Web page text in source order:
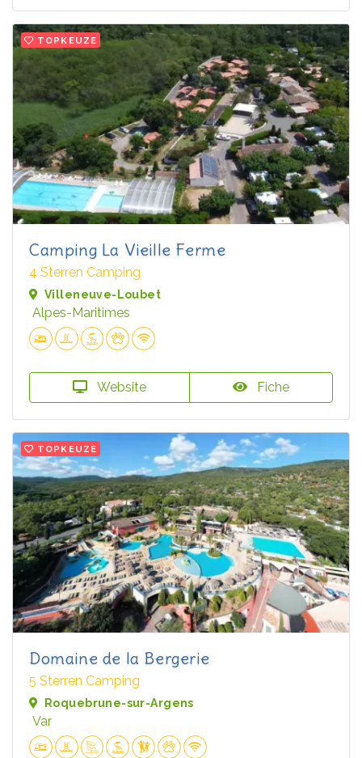
TOPKEUZE
Camping La Vieille Ferme
4 Sterren Camping
Villeneuve-Loubet
Alpes-Maritimes
Website Fiche
TOPKEUZE
Domaine de la Bergerie
5 Sterren Camping
Roquebrune-sur-Argens
Var